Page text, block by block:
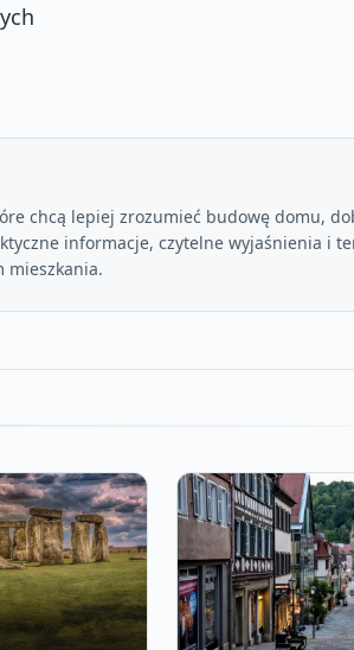
chcą lepiej zrozumieć budowę domu,
informacje, czytelne wyjaśnienia i
mieszkania.